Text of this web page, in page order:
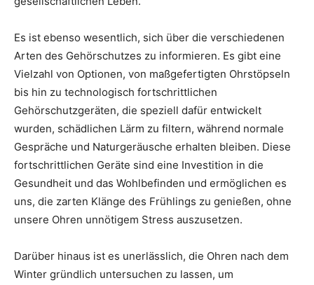
Es ist ebenso wesentlich, sich über die verschiedenen
Arten des Gehörschutzes zu informieren. Es gibt eine
Vielzahl von Optionen, von maßgefertigten Ohrstöpseln
bis hin zu technologisch fortschrittlichen
Gehörschutzgeräten, die speziell dafür entwickelt
wurden, schädlichen Lärm zu filtern, während normale
Gespräche und Naturgeräusche erhalten bleiben. Diese
fortschrittlichen Geräte sind eine Investition in die
Gesundheit und das Wohlbefinden und ermöglichen es
uns, die zarten Klänge des Frühlings zu genießen, ohne
unsere Ohren unnötigem Stress auszusetzen.
Darüber hinaus ist es unerlässlich, die Ohren nach dem
Winter gründlich untersuchen zu lassen, um